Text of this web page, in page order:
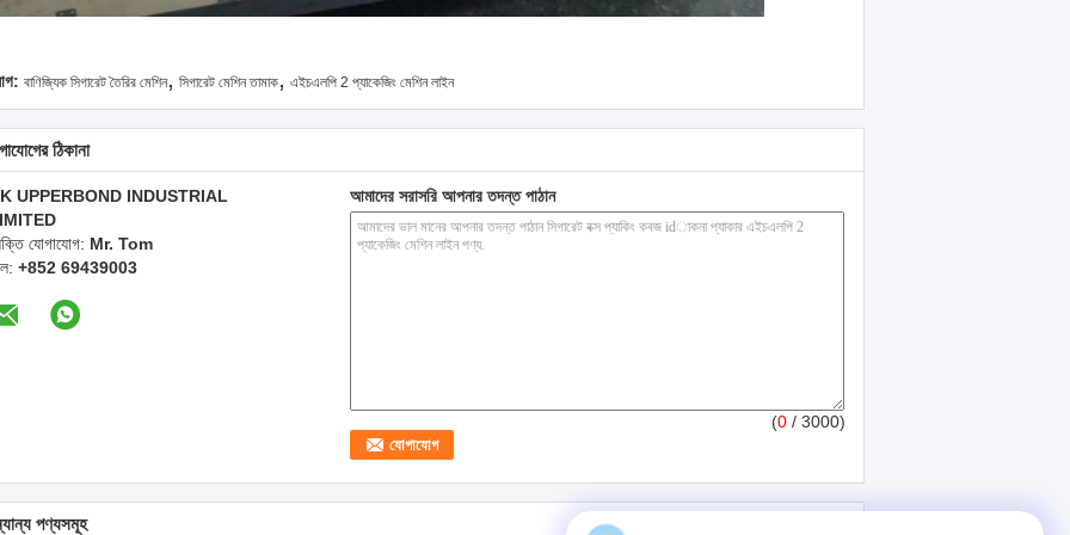
বাণিজ্যিক সিগারেট তৈরির মেশিন, সিগারেট মেশিন তামাক এইচএলপি 2 প্যাকেজিং মেশিন লাইন
ঠিকানা
UPPERBOND INDUSTRIAL
যোগাযোগ: Mr. Tom
+852 69439003
আমাদের সরাসরি আপনার তদন্ত পাঠান
(0 / 3000)
পণ্যসমূহ